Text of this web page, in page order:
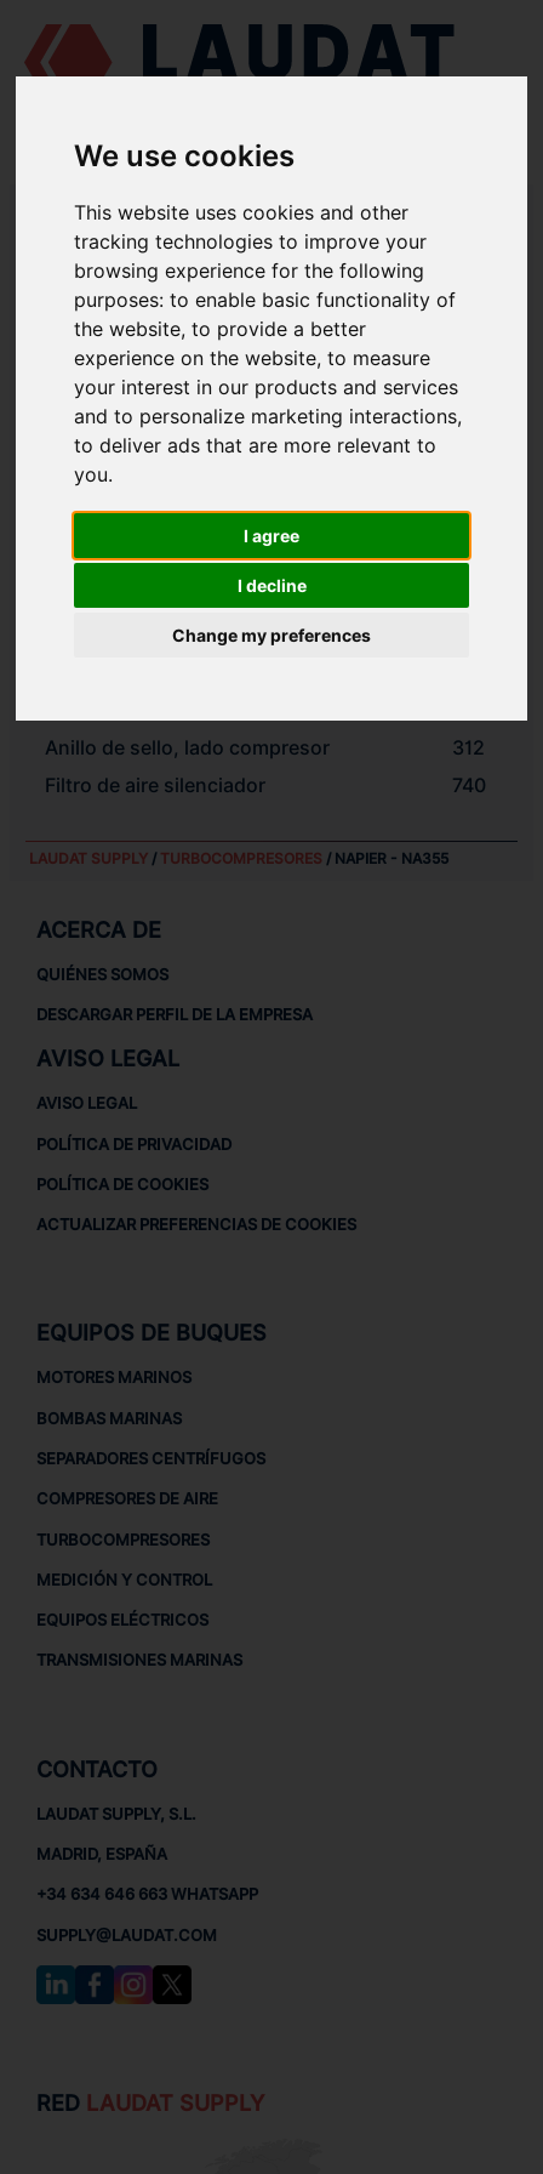
We use cookies
This website uses cookies and other
tracking technologies to improve your
browsing experience for the following
purposes:to enable basic functionality of
the website,to provide a better
experience on the website,to measure
your interest in our products and services
and to personalize marketing interactions,
to deliver ads that are more relevant to
you.
I agree
I decline
Change my preferences
LAUDAT SUPPLY/TURBOCOMPRESORES/ NAPIER - NA355
LAUDAT SUPPLY - NAPIER NA355
REPUESTOS
Casquillo de sello, lado turbina
Casquillo de sello, parte compresor
231
Rodamiento lado turbina
Rodamiento, lado compresor
Casquillo de empuje
305
Arandela
306
Tuerca de fijación del eje
Arandela de seguridad
Anillo de sello, lado compresor
312
Filtro de aire silenciador
740
LAUDAT SUPPLY/ TURBOCOMPRESORES / NAPIER - NA355
ACERCA DE
QUIÉNES SOMOS
DESCARGAR PERFIL DE LA EMPRESA
AVISO LEGAL
AVISO LEGAL
POLÍTICA DE PRIVACIDAD
POLÍTICA DE COOKIES
ACTUALIZAR PREFERENCIAS DE COOKIES
EQUIPOS DE BUQUES
MOTORES MARINOS
BOMBAS MARINAS
SEPARADORES CENTRÍFUGOS
COMPRESORES DE AIRE
TURBOCOMPRESORES
MEDICIÓN Y CONTROL
EQUIPOS ELÉCTRICOS
TRANSMISIONES MARINAS
CONTACTO
LAUDAT SUPPLY, S.L.
MADRID, ESPAÑA
+34 634 646 663 WHATSAPP
SUPPLY@LAUDAT.COM
RED LAUDAT SUPPLY